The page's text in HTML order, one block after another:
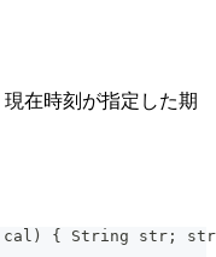
現在時刻が指定した期
cal) {